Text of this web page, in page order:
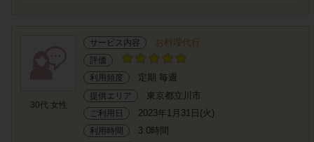
30代 女性
サービス内容 お料理代行
評価
利用頻度
定期 毎週
提供エリア 東京都立川市
ご利用日 2023年1月31日(火)
利用時間 3.0時間